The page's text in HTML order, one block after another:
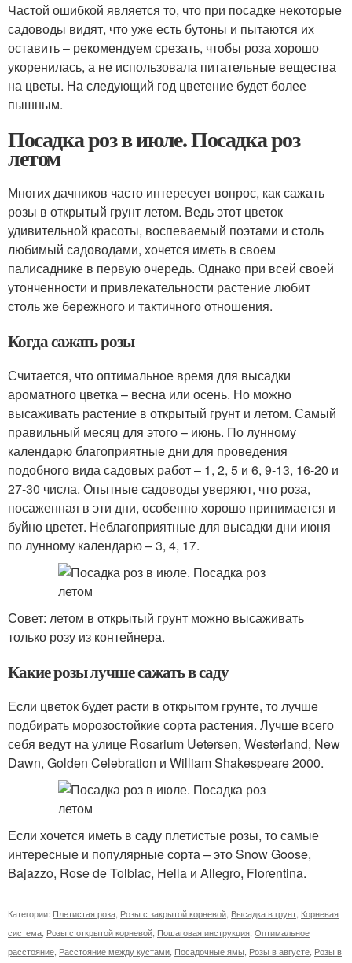
Частой ошибкой является то, что при посадке некоторые
садоводы видят, что уже есть бутоны и пытаются их
оставить – рекомендуем срезать, чтобы роза хорошо
укоренилась, а не использовала питательные вещества
на цветы. На следующий год цветение будет более
пышным.
Посадка роз в июле. Посадка роз
летом
Многих дачников часто интересует вопрос, как сажать
розы в открытый грунт летом. Ведь этот цветок
удивительной красоты, воспеваемый поэтами и столь
любимый садоводами, хочется иметь в своем
палисаднике в первую очередь. Однако при всей своей
утонченности и привлекательности растение любит
столь же бережного и тактичного отношения.
Когда сажать розы
Считается, что оптимальное время для высадки
ароматного цветка – весна или осень. Но можно
высаживать растение в открытый грунт и летом. Самый
правильный месяц для этого – июнь. По лунному
календарю благоприятные дни для проведения
подобного вида садовых работ – 1, 2, 5 и 6, 9-13, 16-20 и
27-30 числа. Опытные садоводы уверяют, что роза,
посаженная в эти дни, особенно хорошо принимается и
буйно цветет. Неблагоприятные для высадки дни июня
по лунному календарю – 3, 4, 17.
Совет: летом в открытый грунт можно высаживать
только розу из контейнера.
Какие розы лучше сажать в саду
Если цветок будет расти в открытом грунте, то лучше
подбирать морозостойкие сорта растения. Лучше всего
себя ведут на улице Rosarium Uetersen, Westerland, New
Dawn, Golden Celebration и William Shakespeare 2000.
Если хочется иметь в саду плетистые розы, то самые
интересные и популярные сорта – это Snow Goose,
Bajazzo, Rose de Tolbiac, Hella и Allegro, Florentina.
Категории: Плетистая роза Розы с закрытой корневой Высадка в грунт Корневая
система Розы с открытой корневой Пошаговая инструкция Оптимальное
расстояние Расстояние между кустами Посадочные ямы Розы в августе Розы в